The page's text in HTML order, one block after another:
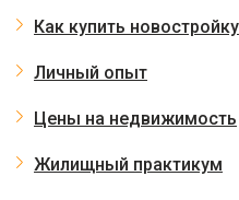
Как купить новостройку
Личный опыт
Цены на недвижимость
Жилищный практикум